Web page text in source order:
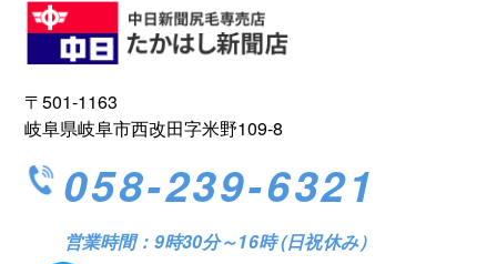
〒501-1163
岐阜県岐阜市西改田字米野109-8
058-239-6321